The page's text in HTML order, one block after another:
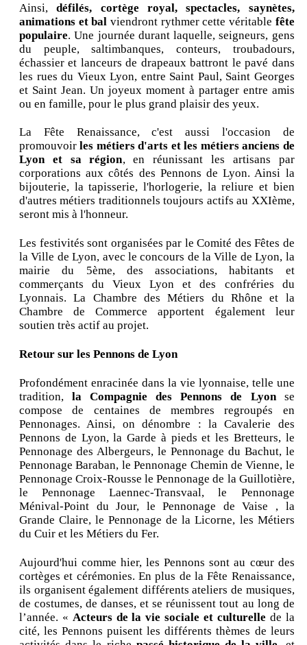
Ainsi,défilés, cortège royal, spectacles, saynètes,
animations et bal viendront rythmer cette véritable fête
populaire. Une journée durant laquelle, seigneurs, gens
du peuple, saltimbanques, conteurs, troubadours,
échassier et lanceurs de drapeaux battront le pavé dans
les rues du Vieux Lyon, entre Saint Paul, Saint Georges
et Saint Jean. Un joyeux moment à partager entre amis
ou en famille, pour le plus grand plaisir des yeux.
La Fête Renaissance, c'est aussi l'occasion de
promouvoirles métiers d'arts et les métiers anciens de
Lyon et sa région, en réunissant les artisans par
corporations aux côtés des Pennons de Lyon. Ainsi la
bijouterie, la tapisserie, l'horlogerie, la reliure et bien
d'autres métiers traditionnels toujours actifs au XXIème,
seront mis à l'honneur.
Les festivités sont organisées par le Comité des Fêtes de
la Ville de Lyon, avec le concours de la Ville de Lyon, la
mairie du 5ème, des associations, habitants et
commerçants du Vieux Lyon et des confréries du
Lyonnais. La Chambre des Métiers du Rhône et la
Chambre de Commerce apportent également leur
soutien très actif au projet.
Retour sur les Pennons de Lyon
Profondément enracinée dans la vie lyonnaise, telle une
tradition,la Compagnie des Pennons de Lyonse
compose de centaines de membres regroupés en
Pennonages. Ainsi, on dénombre : la Cavalerie des
Pennons de Lyon, la Garde à pieds et les Bretteurs, le
Pennonage des Albergeurs, le Pennonage du Bachut, le
Pennonage Baraban, le Pennonage Chemin de Vienne, le
Pennonage Croix-Rousse le Pennonage de la Guillotière,
le Pennonage Laennec-Transvaal, le Pennonage
Ménival-Point du Jour, le Pennonage de Vaise , la
Grande Claire, le Pennonage de la Licorne, les Métiers
du Cuir et les Métiers du Fer.
Aujourd'hui comme hier, les Pennons sont au cœur des
cortèges et cérémonies. En plus de la Fête Renaissance,
ils organisent également différents ateliers de musiques,
de costumes, de danses, et se réunissent tout au long de
l’année. « Acteurs de la vie sociale et culturelle de la
cité, les Pennons puisent les différents thèmes de leurs